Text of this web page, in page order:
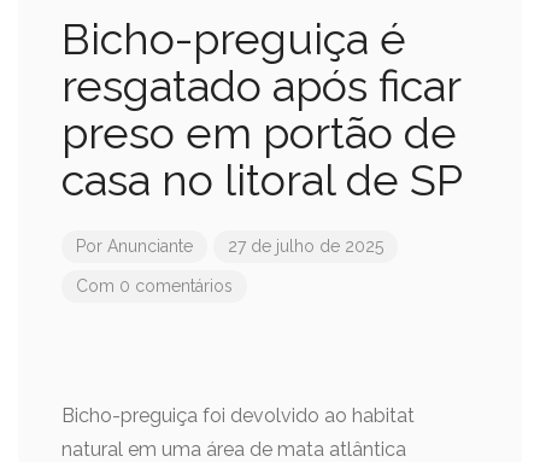
Bicho-preguiça é
resgatado após ficar
preso em portão de
casa no litoral de SP
Por Anunciante 27 de julho de 2025
Com 0 comentários
Bicho-preguiça foi devolvido ao habitat
natural em uma área de mata atlântica